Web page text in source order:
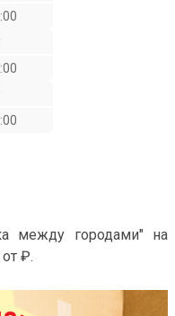
между городами" на
₽.